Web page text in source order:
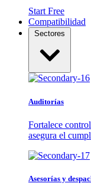
Start Free
Compatibilidad
Sectores
Auditorías
Fortalece
asegura el
Asesorías y